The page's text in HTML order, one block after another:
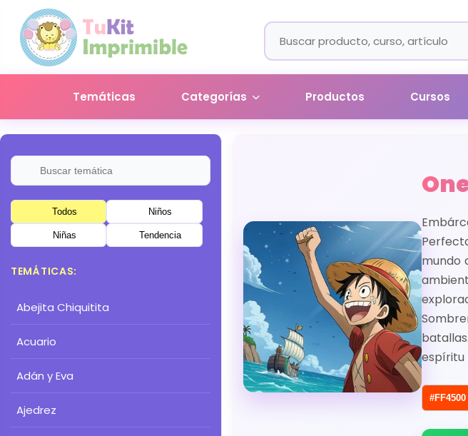
Temáticas Categorías Productos Cursos
Todos Niños
Niñas Tendencia
TEMÁTICAS:
Abejita Chiquitita
Acuario
Adán y Eva
Ajedrez
mundo
espíritu
#FF4500